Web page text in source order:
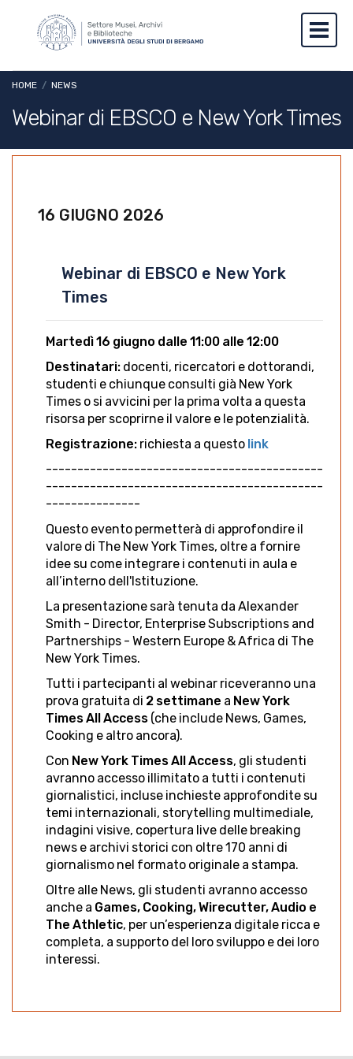
Briciole di pane
HOME / NEWS
Webinar di EBSCO e New York Times
16 GIUGNO 2026
Webinar di EBSCO e New York
Times
Martedì 16 giugno dalle 11:00 alle 12:00
Destinatari: docenti, ricercatori e dottorandi,
studenti e chiunque consulti già New York
Times o si avvicini per la prima volta a questa
risorsa per scoprirne il valore e le potenzialità.
Registrazione: richiesta a questo link
--------------------------------------------
--------------------------------------------
---------------
Questo evento permetterà di approfondire il
valore di The New York Times, oltre a fornire
idee su come integrare i contenuti in aula e
all’interno dell'Istituzione.
La presentazione sarà tenuta da Alexander
Smith - Director, Enterprise Subscriptions and
Partnerships - Western Europe & Africa di The
New York Times.
Tutti i partecipanti al webinar riceveranno una
prova gratuita di 2 settimane a New York
Times All Access (che include News, Games,
Cooking e altro ancora).
Con New York Times All Access, gli studenti
avranno accesso illimitato a tutti i contenuti
giornalistici, incluse inchieste approfondite su
temi internazionali, storytelling multimediale,
indagini visive, copertura live delle breaking
news e archivi storici con oltre 170 anni di
giornalismo nel formato originale a stampa.
Oltre alle News, gli studenti avranno accesso
anche a Games, Cooking, Wirecutter, Audio e
The Athletic, per un’esperienza digitale ricca e
completa, a supporto del loro sviluppo e dei loro
interessi.